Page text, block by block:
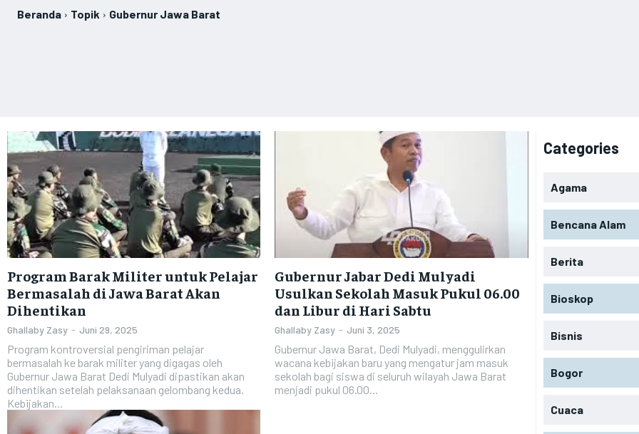
Beranda Topik Gubernur Jawa Barat
Program Barak Militer untuk Pelajar
Bermasalah di Jawa Barat Akan
Dihentikan
Ghallaby Zasy - Juni 29, 2025
Program kontroversial pengiriman pelajar
bermasalah ke barak militer yang digagas oleh
Gubernur Jawa Barat Dedi Mulyadi dipastikan akan
dihentikan setelah pelaksanaan gelombang kedua.
Kebijakan...
Gubernur Jabar Dedi Mulyadi
Usulkan Sekolah Masuk Pukul 06.00
dan Libur di Hari Sabtu
Ghallaby Zasy - Juni 3, 2025
Gubernur Jawa Barat, Dedi Mulyadi, menggulirkan
wacana kebijakan baru yang mengatur jam masuk
sekolah bagi siswa di seluruh wilayah Jawa Barat
menjadi pukul 06.00...
Categories
Agama
Bencana Alam
Berita
Bioskop
Bisnis
Bogor
Cuaca